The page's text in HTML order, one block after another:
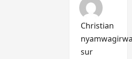
Christian
sur